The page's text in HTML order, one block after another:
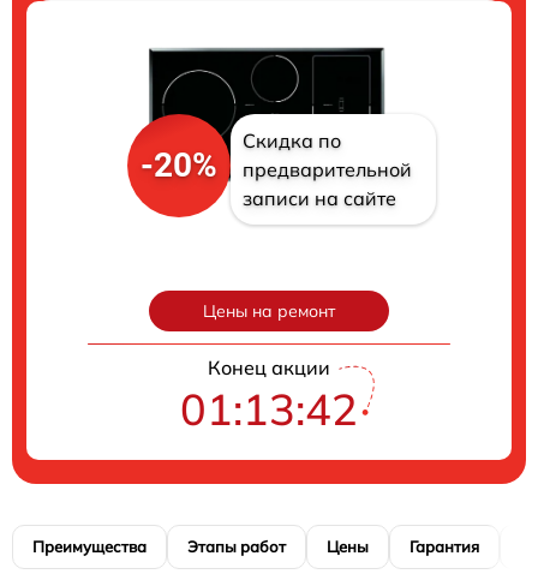
-20%
Скидка по
предварительной
записи на сайте
Цены на ремонт
Конец акции
01:13:41
Преимущества Этапы работ Цены Гарантия